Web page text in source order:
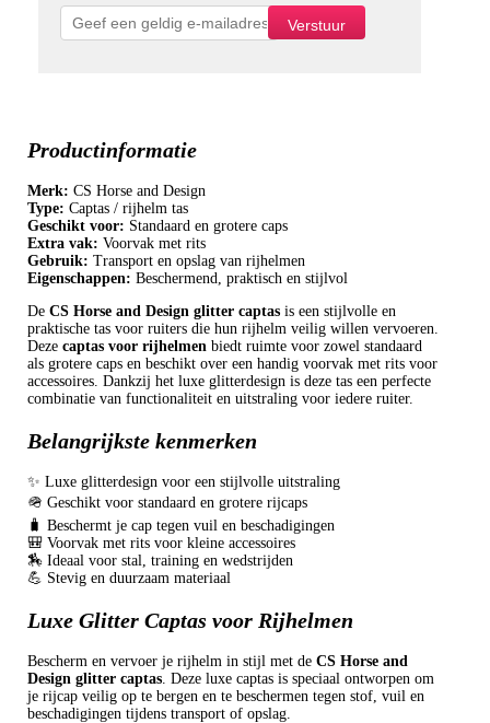
Productinformatie
Merk: CS Horse and Design
Type: Captas / rijhelm tas
Geschikt voor: Standaard en grotere caps
Extra vak: Voorvak met rits
Gebruik: Transport en opslag van rijhelmen
Eigenschappen: Beschermend, praktisch en stijlvol
De CS Horse and Design glitter captas is een stijlvolle en
praktische tas voor ruiters die hun rijhelm veilig willen vervoeren.
Deze captas voor rijhelmen biedt ruimte voor zowel standaard
als grotere caps en beschikt over een handig voorvak met rits voor
accessoires. Dankzij het luxe glitterdesign is deze tas een perfecte
combinatie van functionaliteit en uitstraling voor iedere ruiter.
Belangrijkste kenmerken
✨ Luxe glitterdesign voor een stijlvolle uitstraling
🪖 Geschikt voor standaard en grotere rijcaps
🧳 Beschermt je cap tegen vuil en beschadigingen
🎒 Voorvak met rits voor kleine accessoires
🏇 Ideaal voor stal, training en wedstrijden
💪 Stevig en duurzaam materiaal
Luxe Glitter Captas voor Rijhelmen
Bescherm en vervoer je rijhelm in stijl met de CS Horse and
Design glitter captas . Deze luxe captas is speciaal ontworpen om
je rijcap veilig op te bergen en te beschermen tegen stof, vuil en
beschadigingen tijdens transport of opslag.